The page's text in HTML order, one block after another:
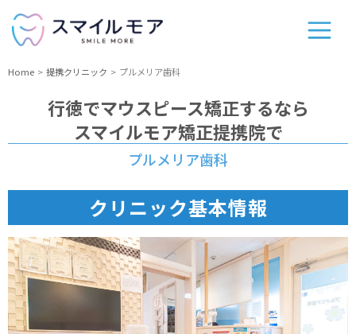
Home 提携クリニック プルメリア歯科
行徳でマウスピース矯正するなら
スマイルモア矯正提携院で
プルメリア歯科
クリニック基本情報